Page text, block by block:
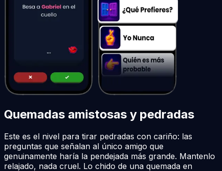
Quemadas amistosas y pedradas
Este es el nivel para tirar pedradas con cariño: las
preguntas que señalan al único amigo que
genuinamente haría la pendejada más grande. Mantenlo
relajado, nada cruel. Lo chido de una quemada en